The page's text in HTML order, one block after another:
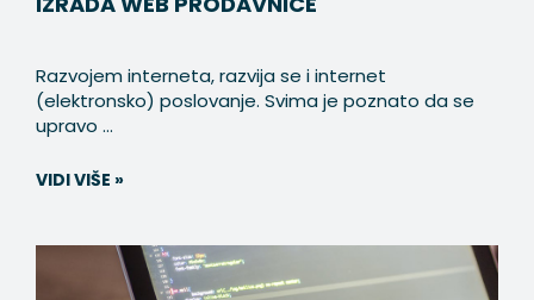
Razvojem interneta, razvija se i internet
(elektronsko) poslovanje. Svima je poznato da se
upravo ...
VIDI VIŠE »